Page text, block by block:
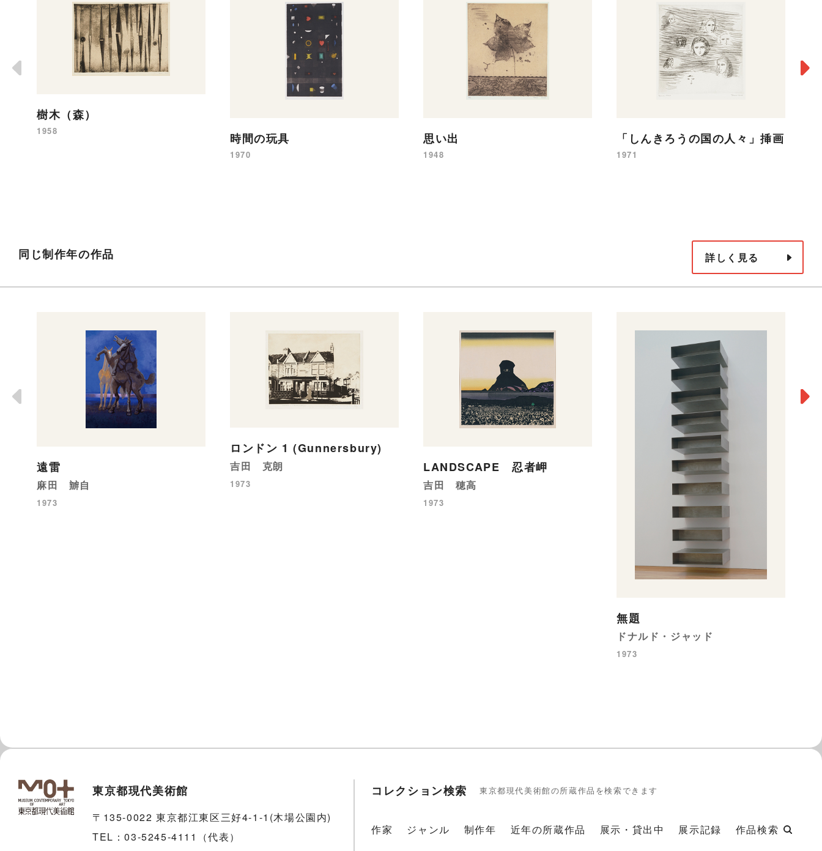
樹木（森）
1958 時間の玩具
1970
思い出
1948
「しんきろうの国の人々」挿画
1971
同じ制作年の作品 詳しく見る
遠雷
麻田 辧自
1973
ロンドン 1 (Gunnersbury)
吉田 克朗
1973
LANDSCAPE 忍者岬
吉田 穂高
1973
無題
ドナルド・ジャッド
1973
東京都現代美術館
〒135-0022 東京都江東区三好4-1-1(木場公園内)
TEL：03-5245-4111（代表）
コレクション検索 東京都現代美術館の所蔵作品を検索できます
作家 ジャンル 制作年 近年の所蔵作品 展示・貸出中 展示記録 作品検索